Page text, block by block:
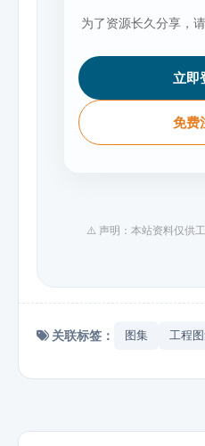
为了资源长久分享，
立即
免费
⚠️ 声明：本站资料仅供
关联标签： 图集 工程